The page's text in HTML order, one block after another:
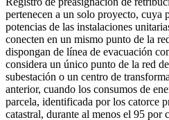
pertenecen a un solo proyecto, cuya
potencias de las instalaciones
conecten en un mismo punto de la
dispongan de línea de evacuación
considera un único punto de la red
subestación o un centro de
anterior, cuando los consumos de
parcela, identificada por los catorce
catastral, durante al menos el 95 por